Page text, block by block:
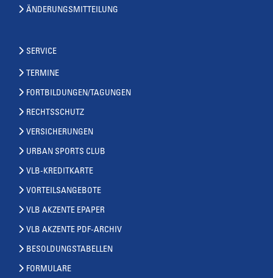
ÄNDERUNGSMITTEILUNG
SERVICE
TERMINE
FORTBILDUNGEN/TAGUNGEN
RECHTSSCHUTZ
VERSICHERUNGEN
URBAN SPORTS CLUB
VLB-KREDITKARTE
VORTEILSANGEBOTE
VLB AKZENTE EPAPER
VLB AKZENTE PDF-ARCHIV
BESOLDUNGSTABELLEN
FORMULARE